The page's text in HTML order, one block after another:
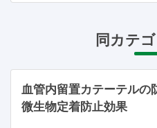
同カテ
血管内留置カテーテルの
微生物定着防止効果